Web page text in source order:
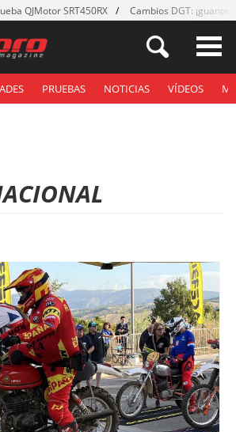
QJMotor SRT450RX Cambios DGT: ¡guantes!
PRUEBAS NOTICIAS VÍDEOS